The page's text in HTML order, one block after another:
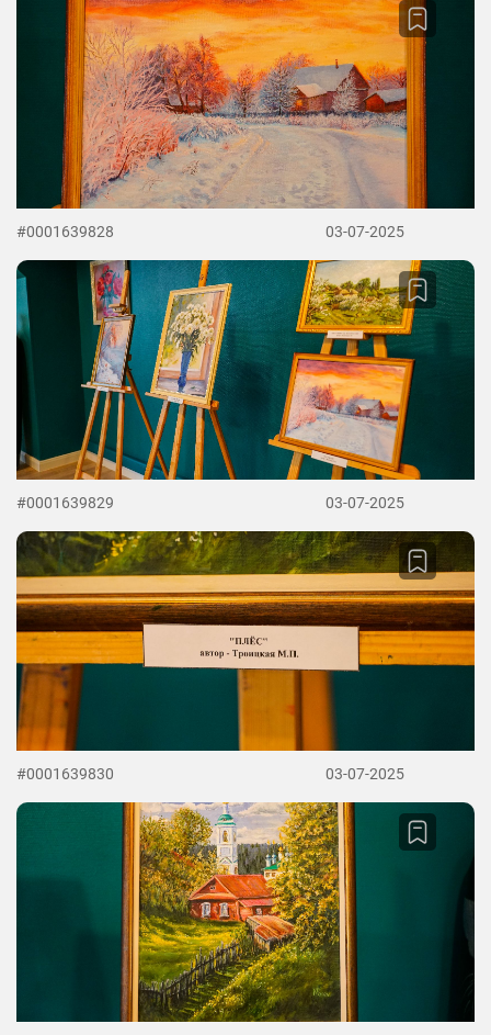
#0001639828 03-07-2025
#0001639829 03-07-2025
#0001639830 03-07-2025